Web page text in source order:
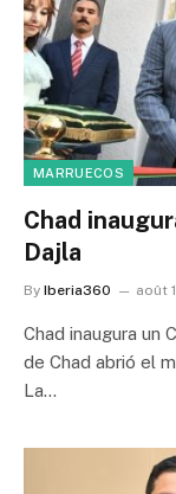
MARRUECOS
Chad
Dajla
By Iberia360 août
Chad inaugura un
de Chad abrió el
La…